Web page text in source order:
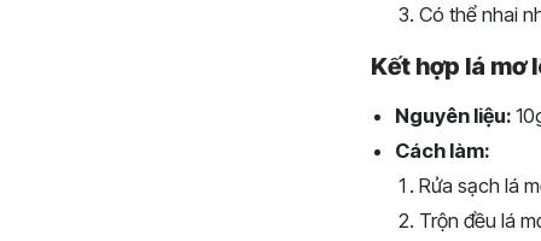
Có thể nhai
Kết hợp lá mơ
Nguyên liệu:
Cách làm:
Rửa sạch lá
Trộn đều lá